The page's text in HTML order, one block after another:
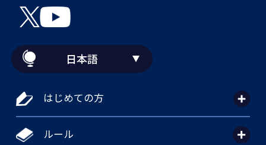
日本語
はじめての方
ルール